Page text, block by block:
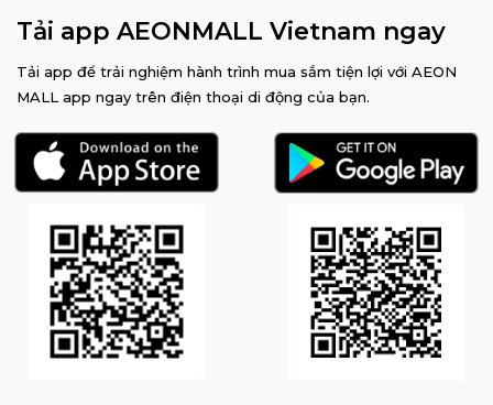
Tải app AEONMALL Vietnam ngay
Tải app để trải nghiệm hành trình mua sắm tiện lợi với AEON
MALL app ngay trên điện thoại di động của bạn.